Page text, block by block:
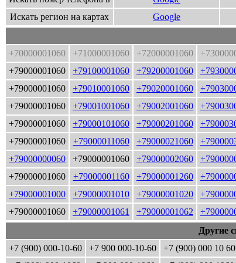
Искать регион на картах
Google
+70000001060
+71000001060 +72000001060
+79000001060
+79100001060 +79200001060
+79000001060
+79010001060 +79020001060
+79000001060
+79001001060 +79002001060
+79000001060
+79000101060 +79000201060
+79000001060
+79000011060 +79000021060
+79000000060
+79000001060 +79000002060
+79000001060
+79000001160 +79000001260
+79000001000
+79000001010 +79000001020
+79000001060
+79000001061 +79000001062
Другие
+7 (900) 000-10-60
+7 900 000-10-60 +7 (900) 000 10 60